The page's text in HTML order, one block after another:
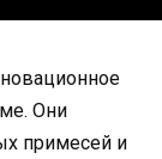
Они
примесей и